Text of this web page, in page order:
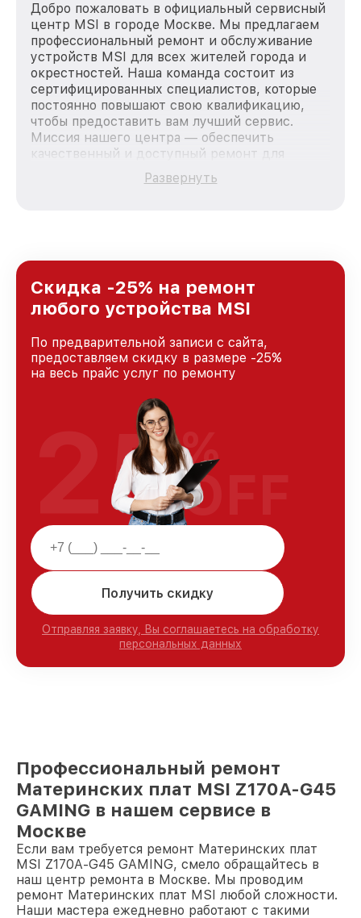
Добро пожаловать в официальный сервисный
центр MSI в городе Москве. Мы предлагаем
профессиональный ремонт и обслуживание
устройств MSI для всех жителей города и
окрестностей. Наша команда состоит из
сертифицированных специалистов, которые
постоянно повышают свою квалификацию,
чтобы предоставить вам лучший сервис.
Миссия нашего центра — обеспечить
качественный и доступный ремонт для
каждого пользователя продукции MSI, вне
зависимости от сложности поломки. Мы
и лояльности наших клиентов.
Развернуть
Скидка -25% на ремонт
любого устройства MSI
По предварительной записи с сайта,
предоставляем скидку в размере -25%
на весь прайс услуг по ремонту
Получить скидку
Отправляя заявку, Вы соглашаетесь на обработку
персональных данных
25%
OFF
Профессиональный ремонт
Материнских плат MSI Z170A-G45
GAMING в нашем сервисе в
Москве
Если вам требуется ремонт Материнских плат
MSI Z170A-G45 GAMING, смело обращайтесь в
наш центр ремонта в Москве. Мы проводим
ремонт Материнских плат MSI любой сложности.
Наши мастера ежедневно работают с такими